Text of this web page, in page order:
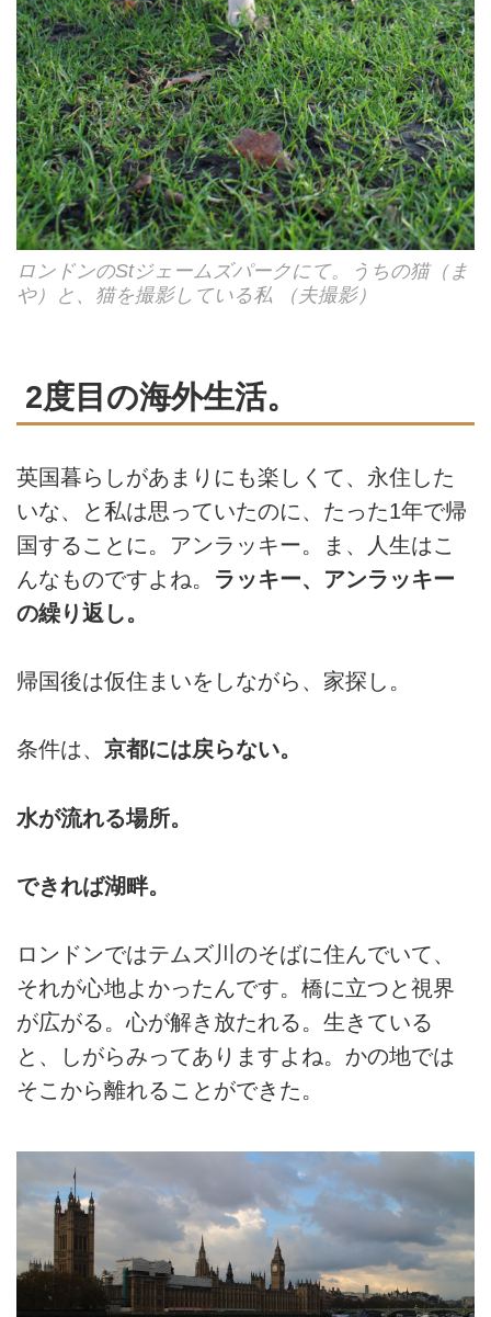
ロンドンのStジェームズパークにて。うちの猫（ま
や）と、猫を撮影している私 （夫撮影）
2度目の海外生活。
英国暮らしがあまりにも楽しくて、永住した
いな、と私は思っていたのに、たった1年で帰
国することに。アンラッキー。ま、人生はこ
んなものですよね。 ラッキー、アンラッキー
の繰り返し。
帰国後は仮住まいをしながら、家探し。
条件は、 京都には戻らない。
水が流れる場所。
できれば湖畔。
ロンドンではテムズ川のそばに住んでいて、
それが心地よかったんです。橋に立つと視界
が広がる。心が解き放たれる。生きている
と、しがらみってありますよね。かの地では
そこから離れることができた。